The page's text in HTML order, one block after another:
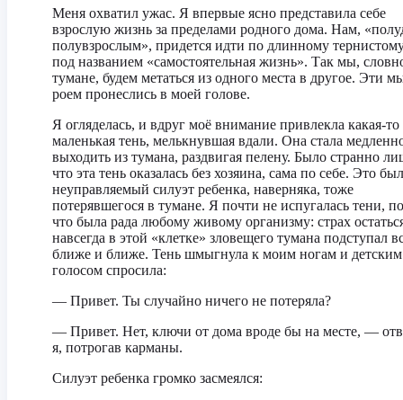
Меня охватил ужас. Я впервые ясно представила себе
взрослую жизнь за пределами родного дома. Нам,
полувзрослым», придется идти по длинному
под названием «самостоятельная жизнь». Так мы,
тумане, будем метаться из одного места в другое. Эти
роем пронеслись в моей голове.
Я огляделась, и вдруг моё внимание привлекла какая-то
маленькая тень, мелькнувшая вдали. Она стала
выходить из тумана, раздвигая пелену. Было странно
что эта тень оказалась без хозяина, сама по себе. Это был
неуправляемый силуэт ребенка, наверняка, тоже
потерявшегося в тумане. Я почти не испугалась тени,
что была рада любому живому организму: страх
навсегда в этой «клетке» зловещего тумана подступал
ближе и ближе. Тень шмыгнула к моим ногам и детским
голосом спросила:
— Привет. Ты случайно ничего не потеряла?
— Привет. Нет, ключи от дома вроде бы на месте, —
я, потрогав карманы.
Силуэт ребенка громко засмеялся: